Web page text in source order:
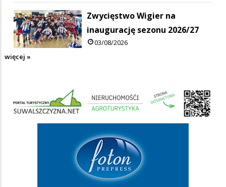
Zwycięstwo Wigier na
inaugurację sezonu 2026/27
03/08/2026
więcej »